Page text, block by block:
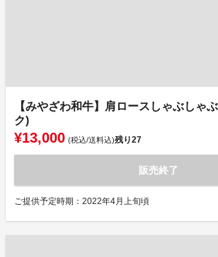
【みやざわ和牛】肩ロースしゃぶしゃ
ク)
¥13,000 (税込/送料込)残り27
販売終了
ご提供予定時期：2022年4月上旬頃